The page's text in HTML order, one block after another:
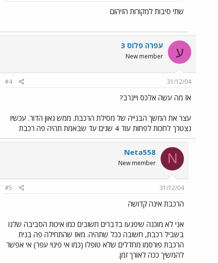
שתי סיבות למקורות הזיהום
ע עפרה פלוס 3
New member
31/12/04
#4
אז מה עשה אלכס ויינרב?
עצר את המשך הבנייה של מסילת הרכבת. ממש גאון הדור. עכשיו
נצטרך לחכות לפחות עוד 4 שנים עד שבאמת תהיה פה רכבת
N
Neta558
New member
31/12/04
#5
הרכבת אינה קדושה
אני לא מוכנה שיפגעו בדברים חשובים כמו איכות הסביבה שלנו
בשביל רכבת, חשובה ככל שתהיה. מאז שהתחילה פה בנית
הרכבת פורסמו מחדלים שלא טופלו (כמו אי פינוי עפר) אי אפשר
להמשיך ככה לאורך זמן.